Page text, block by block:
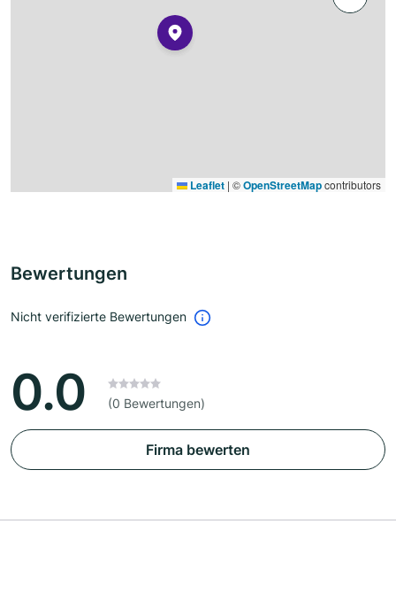
Leaflet | ©OpenStreetMapcontributors
Bewertungen
Nicht verifizierte Bewertungen
0.0 (0 Bewertungen)
Firma bewerten